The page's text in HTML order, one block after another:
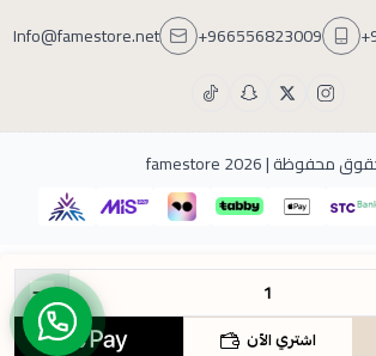
اشتري الآن
+966556823009
Info@famestore.net
محفوظة | 2026 famestore